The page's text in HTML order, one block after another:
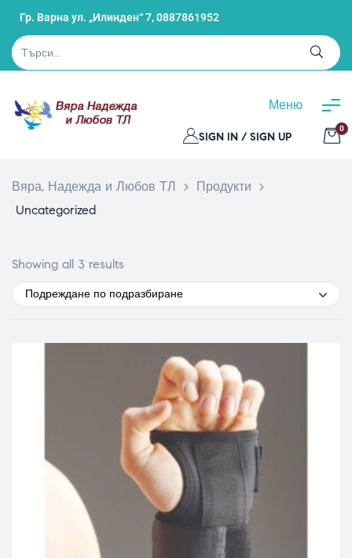
Гр. Варна ул. „Илинден“ 7,0887861952
Меню
SIGN IN / SIGN UP
0
Вяра, Надежда и Любов ТЛ > Продукти
>
Uncategorized
Showing all 3 results
Подреждане по подразбиране